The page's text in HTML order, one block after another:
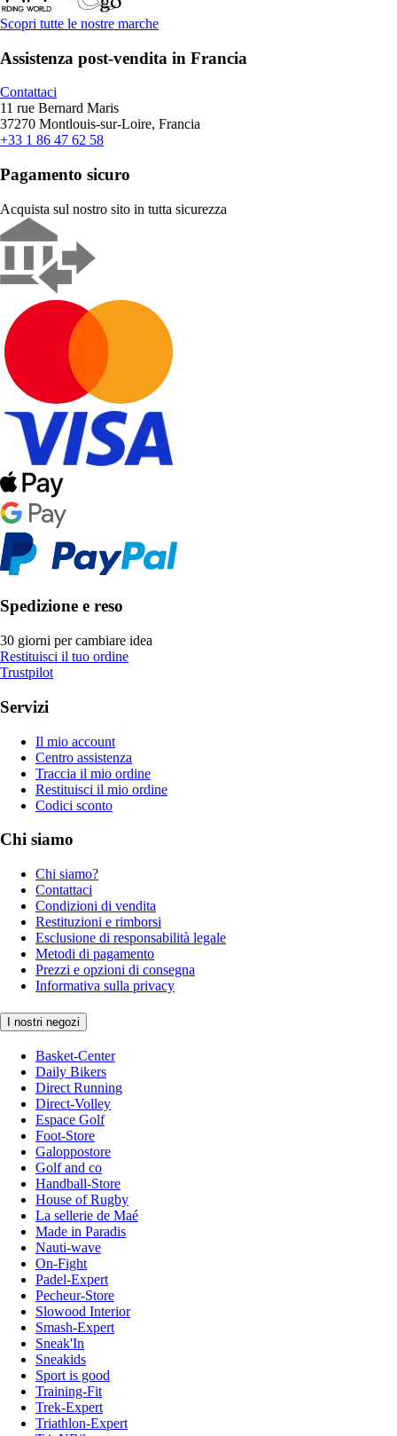
Scopri tutte le nostre marche
Assistenza post-vendita in Francia
Contattaci
11 rue Bernard Maris
37270 Montlouis-sur-Loire, Francia
+33 1 86 47 62 58
Pagamento sicuro
Acquista sul nostro sito in tutta sicurezza
Spedizione e reso
30 giorni per cambiare idea
Restituisci il tuo ordine
Trustpilot
Servizi
Il mio account
Centro assistenza
Traccia il mio ordine
Restituisci il mio ordine
Codici sconto
Chi siamo
Chi siamo?
Contattaci
Condizioni di vendita
Restituzioni e rimborsi
Esclusione di responsabilità legale
Metodi di pagamento
Prezzi e opzioni di consegna
Informativa sulla privacy
I nostri negozi
Basket-Center
Daily Bikers
Direct Running
Direct-Volley
Espace Golf
Foot-Store
Galoppostore
Golf and co
Handball-Store
House of Rugby
La sellerie de Maé
Made in Paradis
Nauti-wave
On-Fight
Padel-Expert
Pecheur-Store
Slowood Interior
Smash-Expert
Sneak'In
Sneakids
Sport is good
Training-Fit
Trek-Expert
Triathlon-Expert